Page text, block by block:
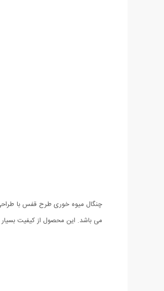
می باشد. این محصول از کیفیت